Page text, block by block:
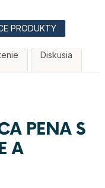
PRODUKTY
Diskusia
PENA S
A